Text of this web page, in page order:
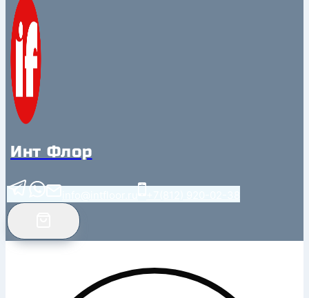
Инт Флор